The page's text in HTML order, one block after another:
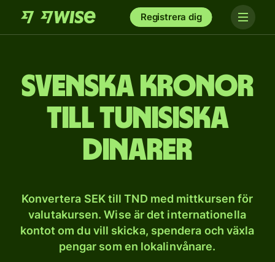
Registrera dig
Svenska kronor
till tunisiska
dinarer
Konvertera SEK till TND med mittkursen för
valutakursen. Wise är det internationella
kontot om du vill skicka, spendera och växla
pengar som en lokalinvånare.